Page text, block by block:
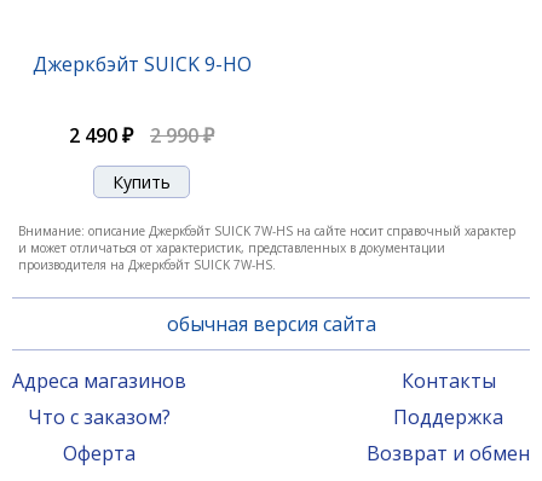
Джеркбэйт SUICK 7W-F4
Джеркбэйт SUICK 9-HO
2 490 ₽ 2 990 ₽
Внимание: описание Джеркбэйт SUICK 7W-HS на сайте носит справочный характер
и может отличаться от характеристик, представленных в документации
производителя на Джеркбэйт SUICK 7W-HS.
обычная версия сайта
Адреса магазинов
Что с заказом?
Оферта
Контакты
Поддержка
Возврат и обмен